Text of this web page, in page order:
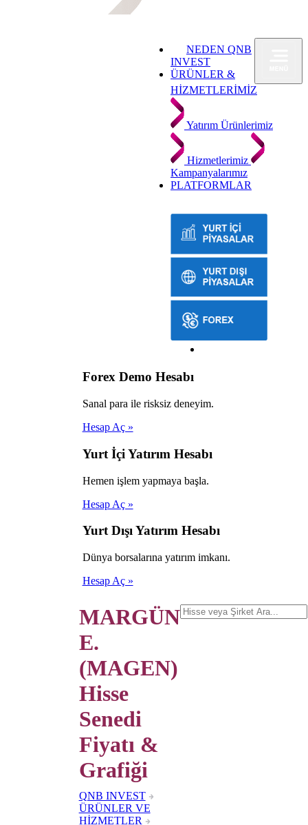
NEDEN QNB
INVEST
ÜRÜNLER &
HİZMETLERİMİZ
Yatırım Ürünlerimiz
Hizmetlerimiz
Kampanyalarımız
PLATFORMLAR
Forex Demo Hesabı
Sanal para ile risksiz deneyim.
Hesap Aç »
Yurt İçi Yatırım Hesabı
Hemen işlem yapmaya başla.
Hesap Aç »
Yurt Dışı Yatırım Hesabı
Dünya borsalarına yatırım imkanı.
Hesap Aç »
MARGÜN
E.
(MAGEN)
Hisse
Senedi
Fiyatı &
Grafiği
QNB INVEST
ÜRÜNLER VE
HİZMETLER